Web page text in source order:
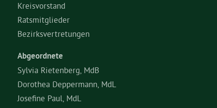
Kreisvorstand
Ratsmitglieder
Bezirksvertretungen
Abgeordnete
Sylvia Rietenberg, MdB
Dorothea Deppermann, MdL
Josefine Paul, MdL